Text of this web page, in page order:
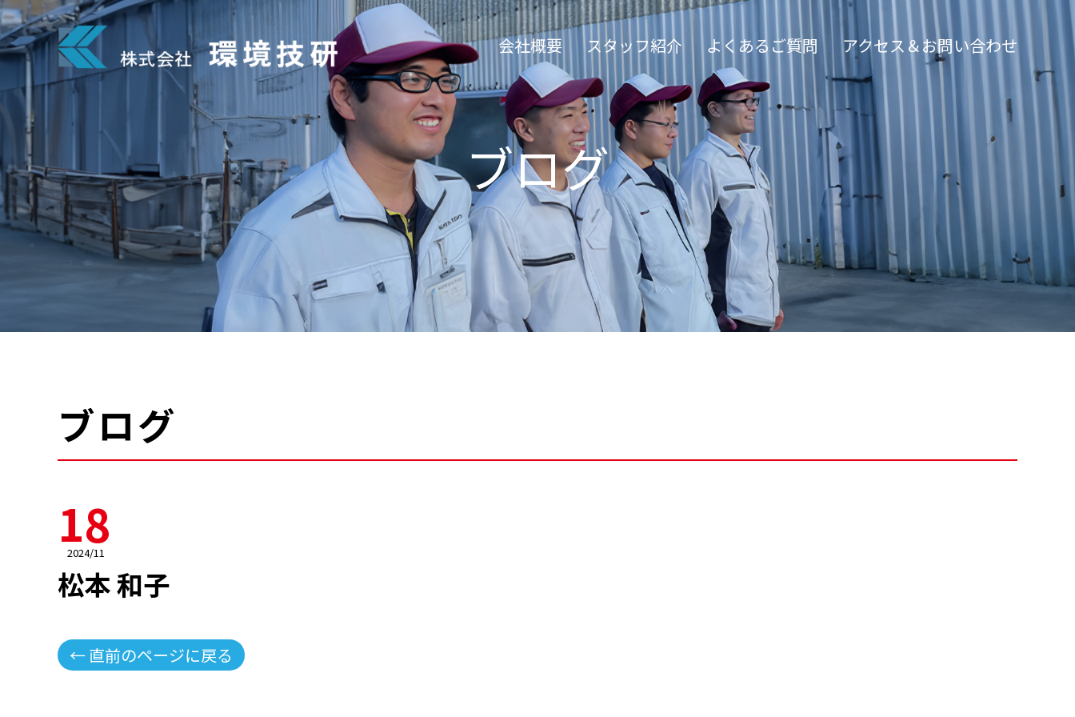
会社概要 スタッフ紹介 よくあるご質問 アクセス＆お問い合わせ
ブログ
ブログ
18
2024/11
松本 和子
← 直前のページに戻る